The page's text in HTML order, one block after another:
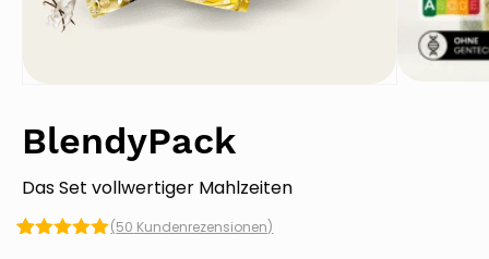
BlendyPack
Das Set vollwertiger Mahlzeiten
(50Kundenrezensionen)